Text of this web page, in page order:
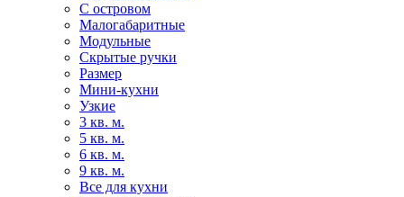
С островом
Малогабаритные
Модульные
Скрытые ручки
Размер
Мини-кухни
Узкие
3 кв. м.
5 кв. м.
6 кв. м.
9 кв. м.
Все для кухни